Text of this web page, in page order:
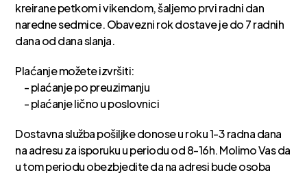
kreirane petkom i vikendom, šaljemo prvi radni dan
naredne sedmice. Obavezni rok dostave je do 7 radnih
dana od dana slanja.
Plaćanje možete izvršiti:
- plaćanje po preuzimanju
- plaćanje lično u poslovnici
Dostavna služba pošiljke donose u roku 1-3 radna dana
na adresu za isporuku u periodu od 8-16h. Molimo Vas da
u tom periodu obezbjedite da na adresi bude osoba